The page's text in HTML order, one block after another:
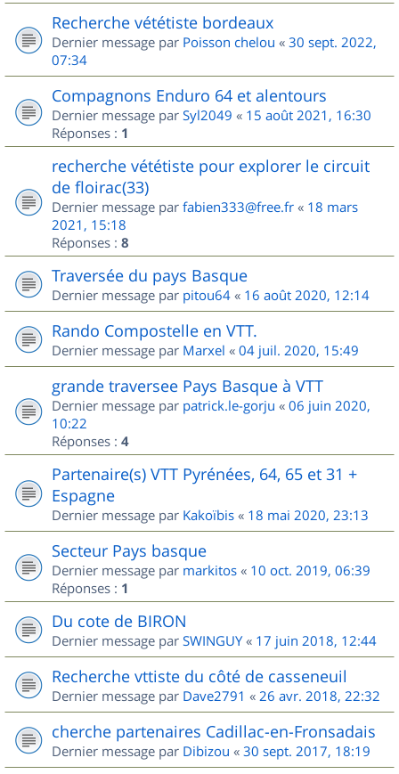
Recherche vététiste bordeaux
Dernier message par Poisson chelou « 30 sept. 2022,
07:34
Compagnons Enduro 64 et alentours
Dernier message par Syl2049 « 15 août 2021, 16:30
Réponses : 1
recherche vététiste pour explorer le circuit
de floirac(33)
Dernier message par fabien333@free.fr « 18 mars
2021, 15:18
Réponses : 8
Traversée du pays Basque
Dernier message par pitou64 « 16 août 2020, 12:14
Rando Compostelle en VTT.
Dernier message par Marxel « 04 juil. 2020, 15:49
grande traversee Pays Basque à VTT
Dernier message par patrick.le-gorju « 06 juin 2020,
10:22
Réponses : 4
Partenaire(s) VTT Pyrénées, 64, 65 et 31 +
Espagne
Dernier message par Kakoïbis « 18 mai 2020, 23:13
Secteur Pays basque
Dernier message par markitos « 10 oct. 2019, 06:39
Réponses : 1
Du cote de BIRON
Dernier message par SWINGUY« 17 juin 2018, 12:44
Recherche vttiste du côté de casseneuil
Dernier message par Dave2791 « 26 avr. 2018, 22:32
cherche partenaires Cadillac-en-Fronsadais
Dernier message par Dibizou « 30 sept. 2017, 18:19